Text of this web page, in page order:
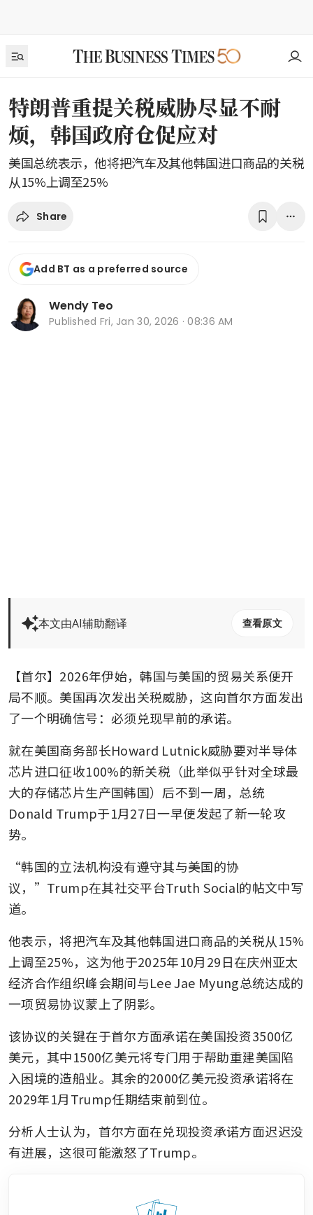
特朗普重提关税威胁尽显不耐
烦，韩国政府仓促应对
美国总统表示，他将把汽车及其他韩国进口商品的关税
从15%上调至25%
Share
Add BT as a preferred source
Wendy Teo
Published Fri, Jan 30, 2026 · 08:36 AM
本文由AI辅助翻译 查看原文
【首尔】2026年伊始，韩国与美国的贸易关系便开
局不顺。美国再次发出关税威胁，这向首尔方面发出
了一个明确信号：必须兑现早前的承诺。
就在美国商务部长Howard Lutnick威胁要对半导体
芯片进口征收100%的新关税（此举似乎针对全球最
大的存储芯片生产国韩国）后不到一周，总统
Donald Trump于1月27日一早便发起了新一轮攻
势。
“韩国的立法机构没有遵守其与美国的协
议，”Trump在其社交平台Truth Social的帖文中写
道。
他表示，将把汽车及其他韩国进口商品的关税从15%
上调至25%，这为他于2025年10月29日在庆州亚太
经济合作组织峰会期间与Lee Jae Myung总统达成的
一项贸易协议蒙上了阴影。
该协议的关键在于首尔方面承诺在美国投资3500亿
美元，其中1500亿美元将专门用于帮助重建美国陷
入困境的造船业。其余的2000亿美元投资承诺将在
2029年1月Trump任期结束前到位。
分析人士认为，首尔方面在兑现投资承诺方面迟迟没
有进展，这很可能激怒了Trump。